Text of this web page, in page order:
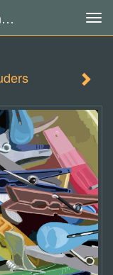
Yvonne De Ridder - Emmertje Van Mijn Ouders